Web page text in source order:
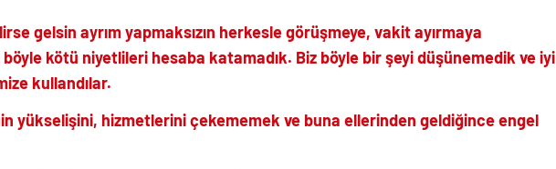
gelsin ayrım yapmaksızın herkesle görüşmeye, vakit ayırmaya
böyle kötü niyetlileri hesaba katamadık. Biz böyle bir şeyi düşünemedik ve iyi
kullandılar.
yükselişini, hizmetlerini çekememek ve buna ellerinden geldiğince engel